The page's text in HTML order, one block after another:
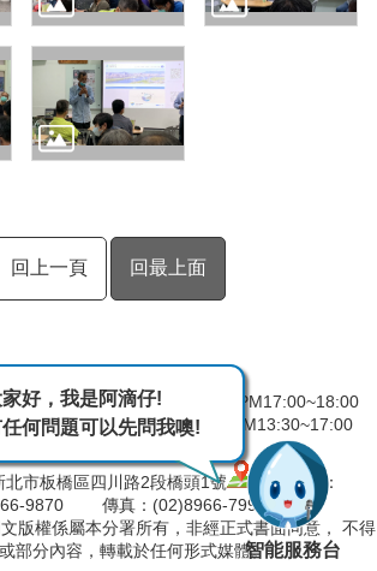
回上一頁 回最上面
彈性下班時間：PM17:00~18:00
一 ~ 星期五 AM08:30~12:30 PM13:30~17:00
市板橋區四川路2段橋頭1號
電話：
9870 傳真：(02)8966-7996
版權係屬本分署所有，非經正式書面同意， 不得
部分內容，轉載於任何形式媒體。
家好，我是阿滴仔!
何問題可以先問我噢!
智能服務台